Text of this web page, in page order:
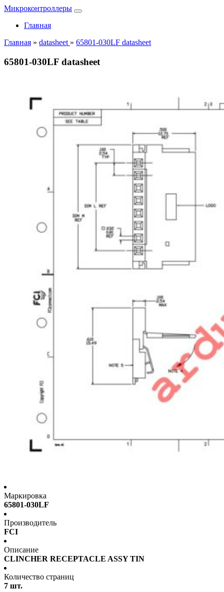
Микроконтроллеры
Главная
Главная » datasheet » 65801-030LF datasheet
65801-030LF datasheet
Маркировка
65801-030LF
Производитель
FCI
Описание
CLINCHER RECEPTACLE ASSY TIN
Количество страниц
7 шт.